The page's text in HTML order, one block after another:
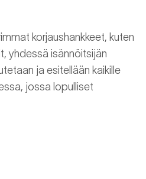
korjaushankkeet, kuten
yhdessä isännöitsijän
ja esitellään kaikille
jossa lopulliset